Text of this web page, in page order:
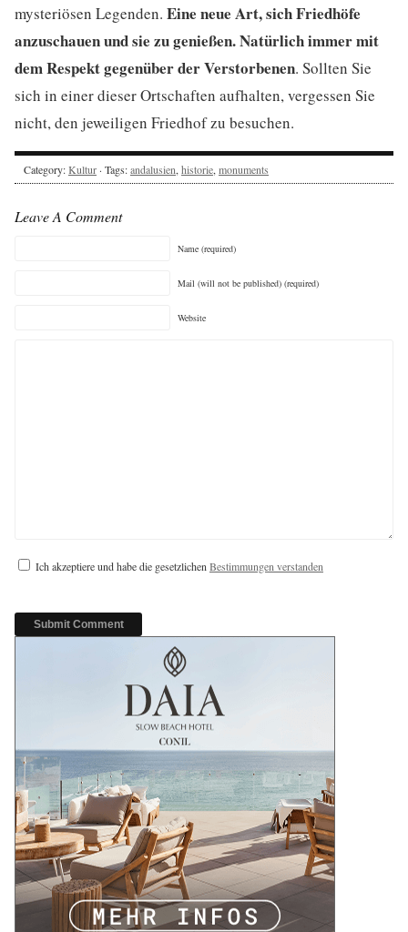
mysteriösen Legenden. Eine neue Art, sich Friedhöfe
anzuschauen und sie zu genießen. Natürlich immer mit
dem Respekt gegenüber der Verstorbenen. Sollten Sie
sich in einer dieser Ortschaften aufhalten, vergessen Sie
nicht, den jeweiligen Friedhof zu besuchen.
Category:Kultur · Tags:andalusien,historie,monuments
Leave A Comment
Name (required)
Mail (will not be published) (required)
Website
Ich akzeptiere und habe die gesetzlichenBestimmungen verstanden